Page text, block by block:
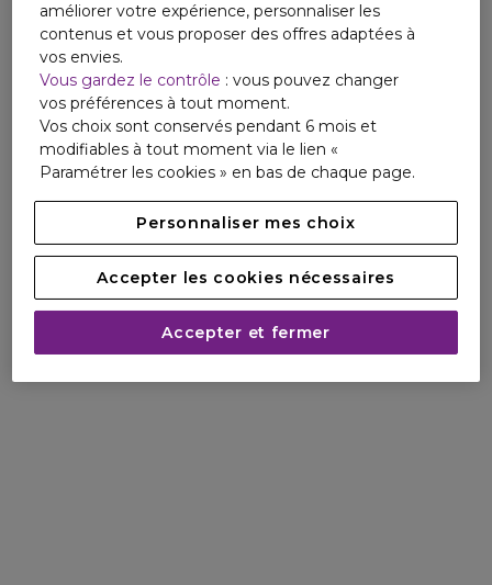
améliorer votre expérience, personnaliser les
contenus et vous proposer des offres adaptées à
vos envies.
Vous gardez le contrôle : vous pouvez changer
vos préférences à tout moment.
Vos choix sont conservés pendant 6 mois et
modifiables à tout moment via le lien «
Paramétrer les cookies » en bas de chaque page.
Personnaliser mes choix
Accepter les cookies nécessaires
Accepter et fermer